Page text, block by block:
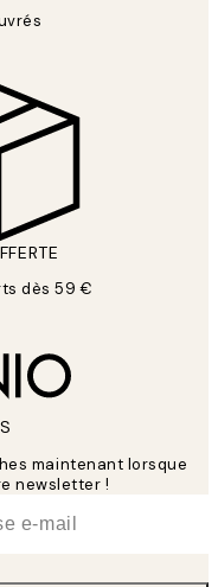
dès 59 €
maintenant lorsque
newsletter !